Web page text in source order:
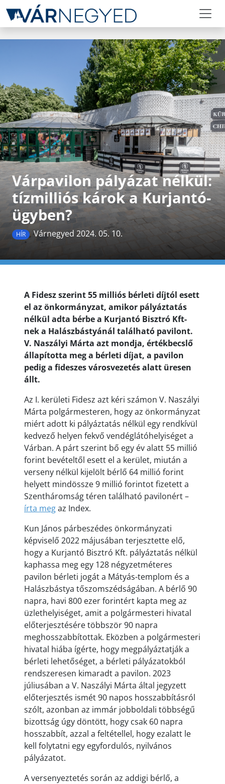
Várpavilon pályázat nélkül:
tízmilliós károk a Kurjantó-
ügyben?
HÍR Várnegyed 2024. 05. 10.
A Fidesz szerint 55 milliós bérleti díjtól esett
el az önkormányzat, amikor pályáztatás
nélkül adta bérbe a Kurjantó Bisztró Kft-
nek a Halászbástyánál található pavilont.
V. Naszályi Márta azt mondja, értékbecslő
állapította meg a bérleti díjat, a pavilon
pedig a fideszes városvezetés alatt üresen
állt.
Az I. kerületi Fidesz azt kéri számon V. Naszályi
Márta polgármesteren, hogy az önkormányzat
miért adott ki pályáztatás nélkül egy rendkívül
kedvező helyen fekvő vendéglátóhelyiséget a
Várban. A párt szerint bő egy év alatt 55 millió
forint bevételtől esett el a kerület, miután a
verseny nélkül kijelölt bérlő 64 millió forint
helyett mindössze 9 millió forintot fizetett a
Szentháromság téren található pavilonért –
írta megaz Index.
Kun János párbeszédes önkormányzati
képviselő 2022 májusában terjesztette elő,
hogy a Kurjantó Bisztró Kft. pályáztatás nélkül
kaphassa meg egy 128 négyzetméteres
pavilon bérleti jogát a Mátyás-templom és a
Halászbástya tőszomszédságában. A bérlő 90
napra, havi 800 ezer forintért kapta meg az
üzlethelyiséget, amit a polgármesteri hivatal
előterjesztésére többször 90 napra
meghosszabbítottak. Eközben a polgármesteri
hivatal hiába ígérte, hogy megpályáztatják a
bérleti lehetőséget, a bérleti pályázatokból
rendszeresen kimaradt a pavilon. 2023
júliusában a V. Naszályi Márta által jegyzett
előterjesztés ismét 90 napos hosszabbításról
szólt, azonban az immár jobboldali többségű
bizottság úgy döntött, hogy csak 60 napra
hosszabbít, azzal a feltétellel, hogy ezalatt le
kell folytatni egy egyfordulós, nyilvános
pályázatot.
A versenyeztetés során az addigi bérlő, a